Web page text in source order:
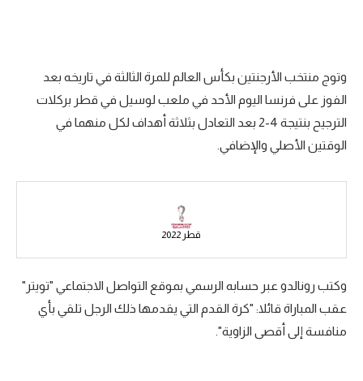
سعودي في الجول
الدوري الإنجليزي
أمم إفريقيا
كرة السلة الأمريكية
وتوج منتخب الأرجنتين بكأس العالم للمرة الثالثة في تاريخه بعد
الفوز على فرنسا اليوم الأحد في ملعب لوسيل في قطر بركلات
الترجيح بنتيجة 4-2 بعد التعادل بثلاثة أهداف لكل منهما في
الوقتين الأصلي والإضافي.
قطر 2022
وكتب رونالدو عبر حسابه الرسمي بموقع التواصل الاجتماعي "تويتر"
عقب المباراة قائلا: "كرة القدم التي يقدمها ذلك الرجل تلقي بأي
منافسة إلى أقصى الزاوية".